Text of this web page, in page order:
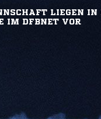
LIEGEN IN
IM DFBNET VOR